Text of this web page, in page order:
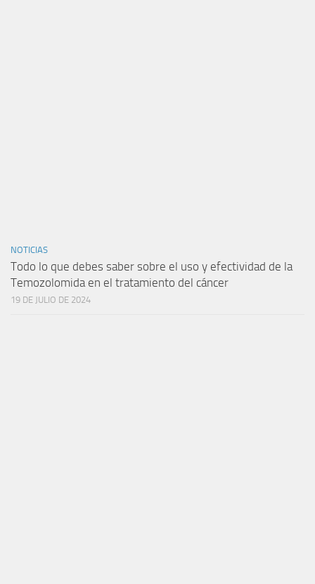
NOTICIAS
Todo lo que debes saber sobre el uso y efectividad de la
Temozolomida en el tratamiento del cáncer
19 DE JULIO DE 2024